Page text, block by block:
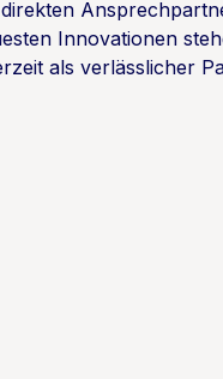
Innovationen
als verlässlicher